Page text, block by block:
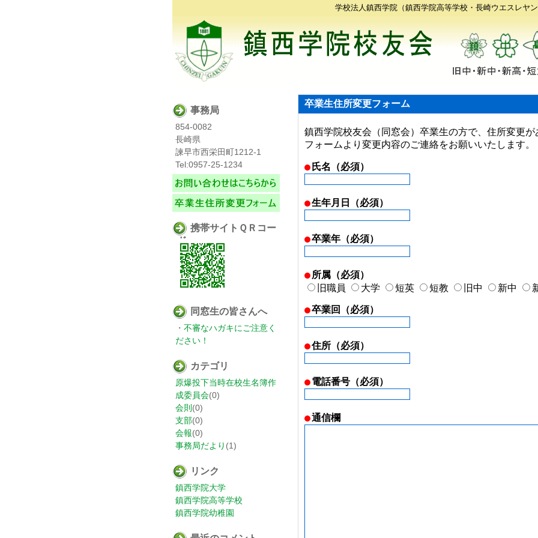
学校法人鎮西学院（鎮西学院高等学校・長崎ウエスレヤ
事務局
854-0082
長崎県
諫早市西栄田町1212-1
Tel:0957-25-1234
携帯サイトＱＲコー
ド
同窓生の皆さんへ
・ 不審なハガキにご注意く
ださい！
カテゴリ
原爆投下当時在校生名簿作
成委員会(0)
会則 (0)
支部(0)
会報(0)
事務局だより (1)
リンク
鎮西学院大学
鎮西学院高等学校
鎮西学院幼稚園
卒業生住所変更フォーム
鎮西学院校友会（同窓会）卒業生の方で、住所変更
フォームより変更内容のご連絡をお願いいたします。
氏名（必須）
生年月日（必須）
卒業年（必須）
所属（必須）
旧職員
大学 短英 短教 旧中 新中
卒業回（必須）
住所（必須）
電話番号（必須）
通信欄